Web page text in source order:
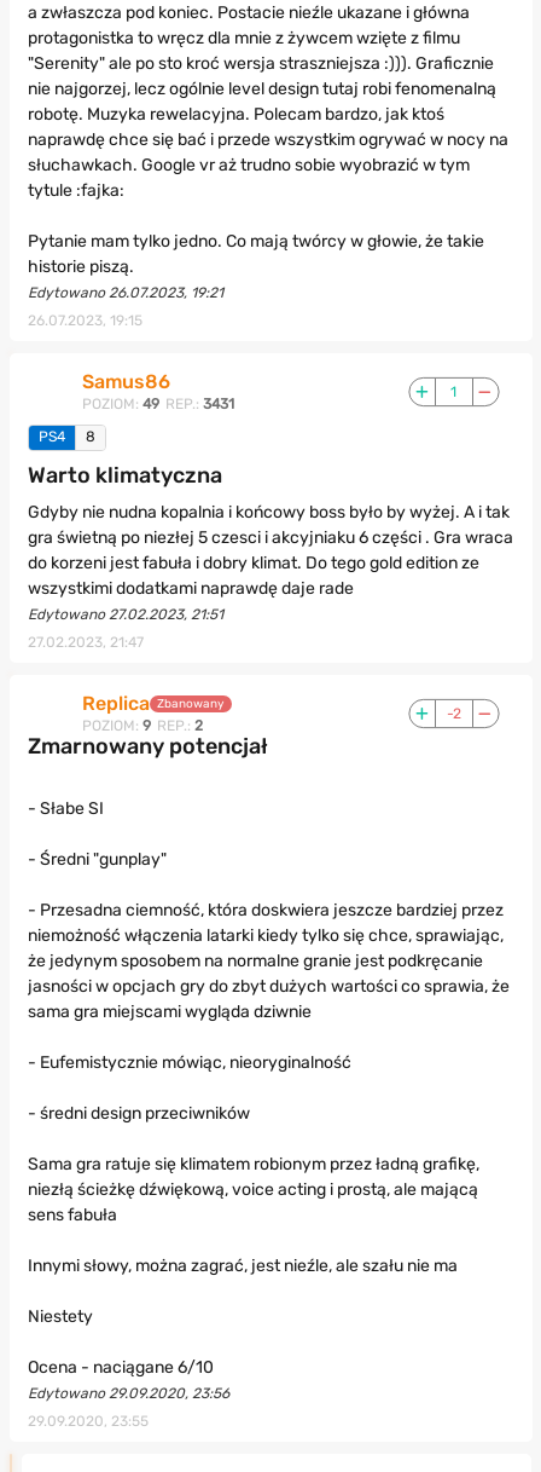
a zwłaszcza pod koniec. Postacie nieźle ukazane i główna
protagonistka to wręcz dla mnie z żywcem wzięte z filmu
"Serenity" ale po sto kroć wersja straszniejsza :))). Graficznie
nie najgorzej, lecz ogólnie level design tutaj robi fenomenalną
robotę. Muzyka rewelacyjna. Polecam bardzo, jak ktoś
naprawdę chce się bać i przede wszystkim ogrywać w nocy na
słuchawkach. Google vr aż trudno sobie wyobrazić w tym
tytule :fajka:
Pytanie mam tylko jedno. Co mają twórcy w głowie, że takie
historie piszą.
Edytowano 26.07.2023, 19:21
26.07.2023, 19:15
Samus86
POZIOM: 49 REP.: 3431
1
PS4 8
Warto klimatyczna
Gdyby nie nudna kopalnia i końcowy boss było by wyżej. A i tak
gra świetną po niezłej 5 czesci i akcyjniaku 6 części . Gra wraca
do korzeni jest fabuła i dobry klimat. Do tego gold edition ze
wszystkimi dodatkami naprawdę daje rade
Edytowano 27.02.2023, 21:51
27.02.2023, 21:47
Replica Zbanowany
POZIOM: 9 REP.: 2
-2
Zmarnowany potencjał
- Słabe SI
- Średni "gunplay"
- Przesadna ciemność, która doskwiera jeszcze bardziej przez
niemożność włączenia latarki kiedy tylko się chce, sprawiając,
że jedynym sposobem na normalne granie jest podkręcanie
jasności w opcjach gry do zbyt dużych wartości co sprawia, że
sama gra miejscami wygląda dziwnie
- Eufemistycznie mówiąc, nieoryginalność
- średni design przeciwników
Sama gra ratuje się klimatem robionym przez ładną grafikę,
niezłą ścieżkę dźwiękową, voice acting i prostą, ale mającą
sens fabuła
Innymi słowy, można zagrać, jest nieźle, ale szału nie ma
Niestety
Ocena - naciągane 6/10
Edytowano 29.09.2020, 23:56
29.09.2020, 23:55